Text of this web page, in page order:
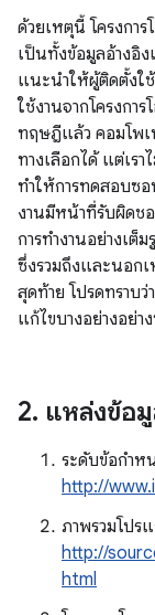
ด้วยเหตุนี้ โครงกา
เป็นทั้งข้อมูลอ้างอิ
แนะนำให้ผู้ติดตั้งใ
ใช้งานจากโครงกา
ทฤษฎีแล้ว คอมโพเ
ทางเลือกได้ แต่เร
ทำให้การทดสอบซ
งานมีหน้าที่รับผิดช
การทำงานอย่างเต็
ซึ่งรวมถึงและนอก
สุดท้าย โปรดทราบ
แก้ไขบางอย่างอย่า
2. แหล่งข้อ
ระดับข้อกําห
http://
ภาพรวมโปร
http://
html